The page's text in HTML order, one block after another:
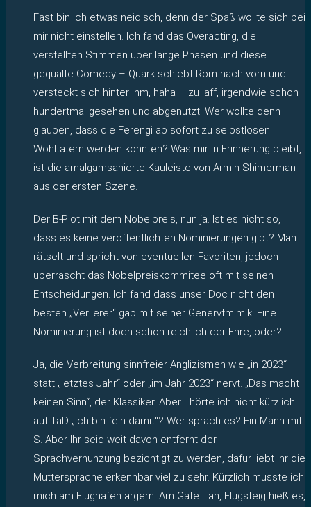
Fast bin ich etwas neidisch, denn der Spaß wollte sich bei
mir nicht einstellen. Ich fand das Overacting, die
verstellten Stimmen über lange Phasen und diese
gequälte Comedy – Quark schiebt Rom nach vorn und
versteckt sich hinter ihm, haha – zu laff, irgendwie schon
hundertmal gesehen und abgenutzt. Wer wollte denn
glauben, dass die Ferengi ab sofort zu selbstlosen
Wohltätern werden könnten? Was mir in Erinnerung bleibt,
ist die amalgamsanierte Kauleiste von Armin Shimerman
aus der ersten Szene.
Der B-Plot mit dem Nobelpreis, nun ja. Ist es nicht so,
dass es keine veröffentlichten Nominierungen gibt? Man
rätselt und spricht von eventuellen Favoriten, jedoch
überrascht das Nobelpreiskommitee oft mit seinen
Entscheidungen. Ich fand dass unser Doc nicht den
besten „Verlierer“ gab mit seiner Genervtmimik. Eine
Nominierung ist doch schon reichlich der Ehre, oder?
Ja, die Verbreitung sinnfreier Anglizismen wie „in 2023“
statt „letztes Jahr“ oder „im Jahr 2023“ nervt. „Das macht
keinen Sinn“, der Klassiker. Aber… hörte ich nicht kürzlich
auf TaD „ich bin fein damit“? Wer sprach es? Ein Mann mit
S. Aber Ihr seid weit davon entfernt der
Sprachverhunzung bezichtigt zu werden, dafür liebt Ihr die
Muttersprache erkennbar viel zu sehr. Kürzlich musste ich
mich am Flughafen ärgern. Am Gate… äh, Flugsteig hieß es,